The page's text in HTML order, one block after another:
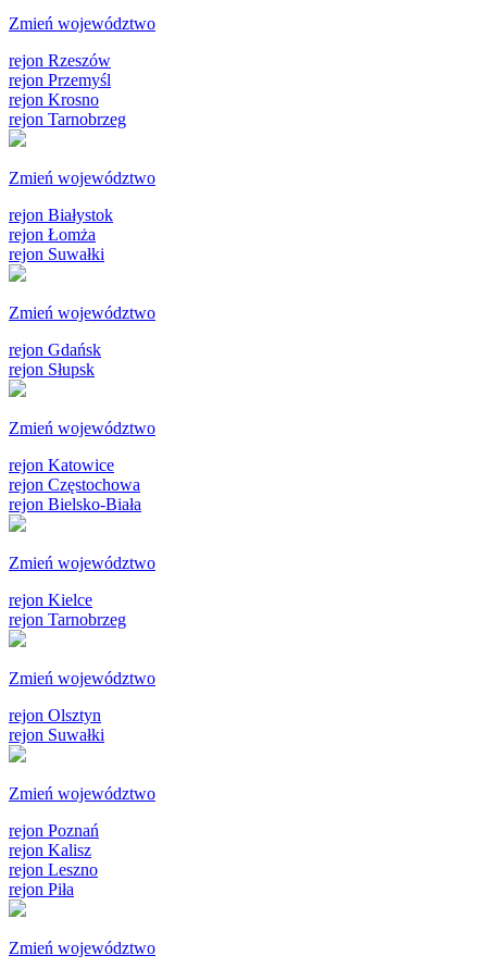
Zmień województwo
rejon Rzeszów
rejon Przemyśl
rejon Krosno
rejon Tarnobrzeg
Zmień województwo
rejon Białystok
rejon Łomża
rejon Suwałki
Zmień województwo
rejon Gdańsk
rejon Słupsk
Zmień województwo
rejon Katowice
rejon Częstochowa
rejon Bielsko-Biała
Zmień województwo
rejon Kielce
rejon Tarnobrzeg
Zmień województwo
rejon Olsztyn
rejon Suwałki
Zmień województwo
rejon Poznań
rejon Kalisz
rejon Leszno
rejon Piła
Zmień województwo